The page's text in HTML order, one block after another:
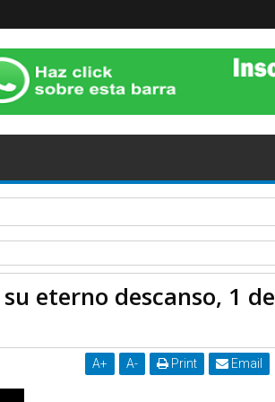
DE 2020.
descanso, 1 de julio de 2026, 10:00 h.
eterno descanso, 1 de
A+ A- Print Email